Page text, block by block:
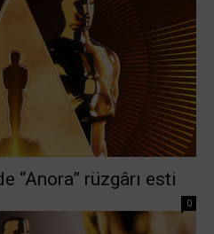
“Anora” rüzgârı esti
0